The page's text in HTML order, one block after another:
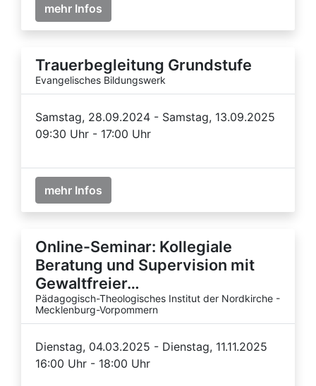
mehr Infos
Trauerbegleitung Grundstufe
Evangelisches Bildungswerk
Samstag, 28.09.2024 - Samstag, 13.09.2025
09:30 Uhr - 17:00 Uhr
mehr Infos
Online-Seminar: Kollegiale
Beratung und Supervision mit
Gewaltfreier…
Pädagogisch-Theologisches Institut der Nordkirche -
Mecklenburg-Vorpommern
Dienstag, 04.03.2025 - Dienstag, 11.11.2025
16:00 Uhr - 18:00 Uhr